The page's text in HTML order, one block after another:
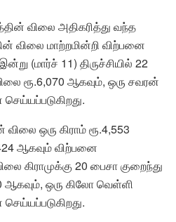
விலை அதிகரித்து வந்த
விலை மாற்றமின்றி விற்பனை
(மார்ச் 11) திருச்சியில் 22
ரூ.6,070 ஆகவும், ஒரு சவரன்
ஒரு கிராம் ரூ.4,553
ஆகவும் விற்பனை
கிராமுக்கு 20 பைசா குறைந்து
ஆகவும், ஒரு கிலோ வெள்ளி